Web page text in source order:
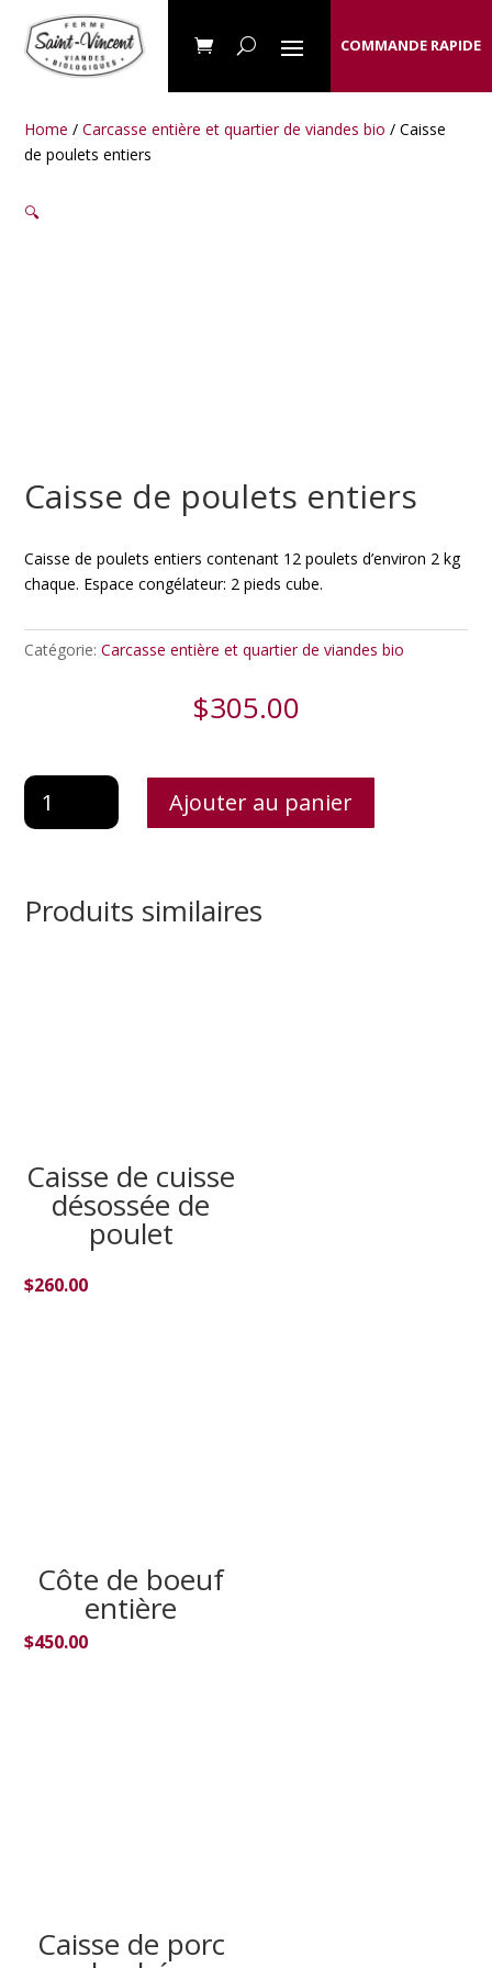
COMMANDE RAPIDE
Home /Carcasse entière et quartier de viandes bio / Caisse
de poulets entiers
🔍
Caisse de poulets entiers
Caisse de poulets entiers contenant 12 poulets d’environ 2 kg
chaque. Espace congélateur: 2 pieds cube.
Catégorie:Carcasse entière et quartier de viandes bio
$305.00
quantité
entiers
Ajouter au panier
Produits similaires
Caisse de cuisse
désossée de
poulet
$260.00
Côte de boeuf
entière
$450.00
Caisse de porc